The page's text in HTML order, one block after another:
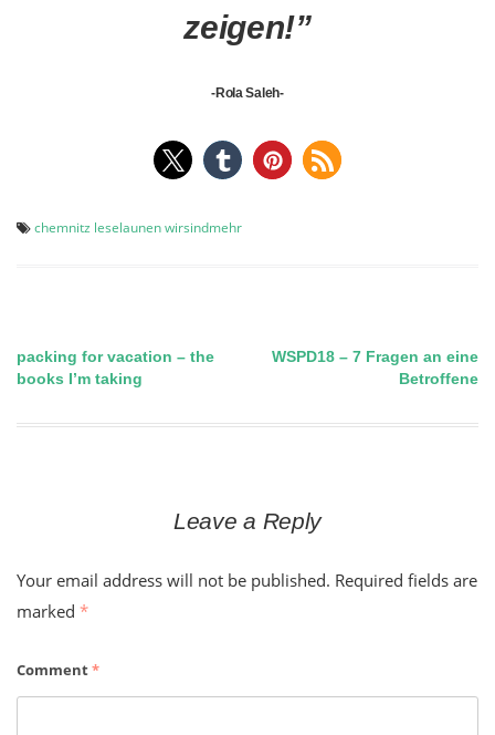
zeigen!”
-Rola Saleh-
chemnitz leselaunenwirsindmehr
Post
navigation
packing for vacation – the
books I’m taking
WSPD18 – 7 Fragen an eine
Betroffene
Leave a Reply
Your email address will not be published. Required fields are
marked *
Comment*